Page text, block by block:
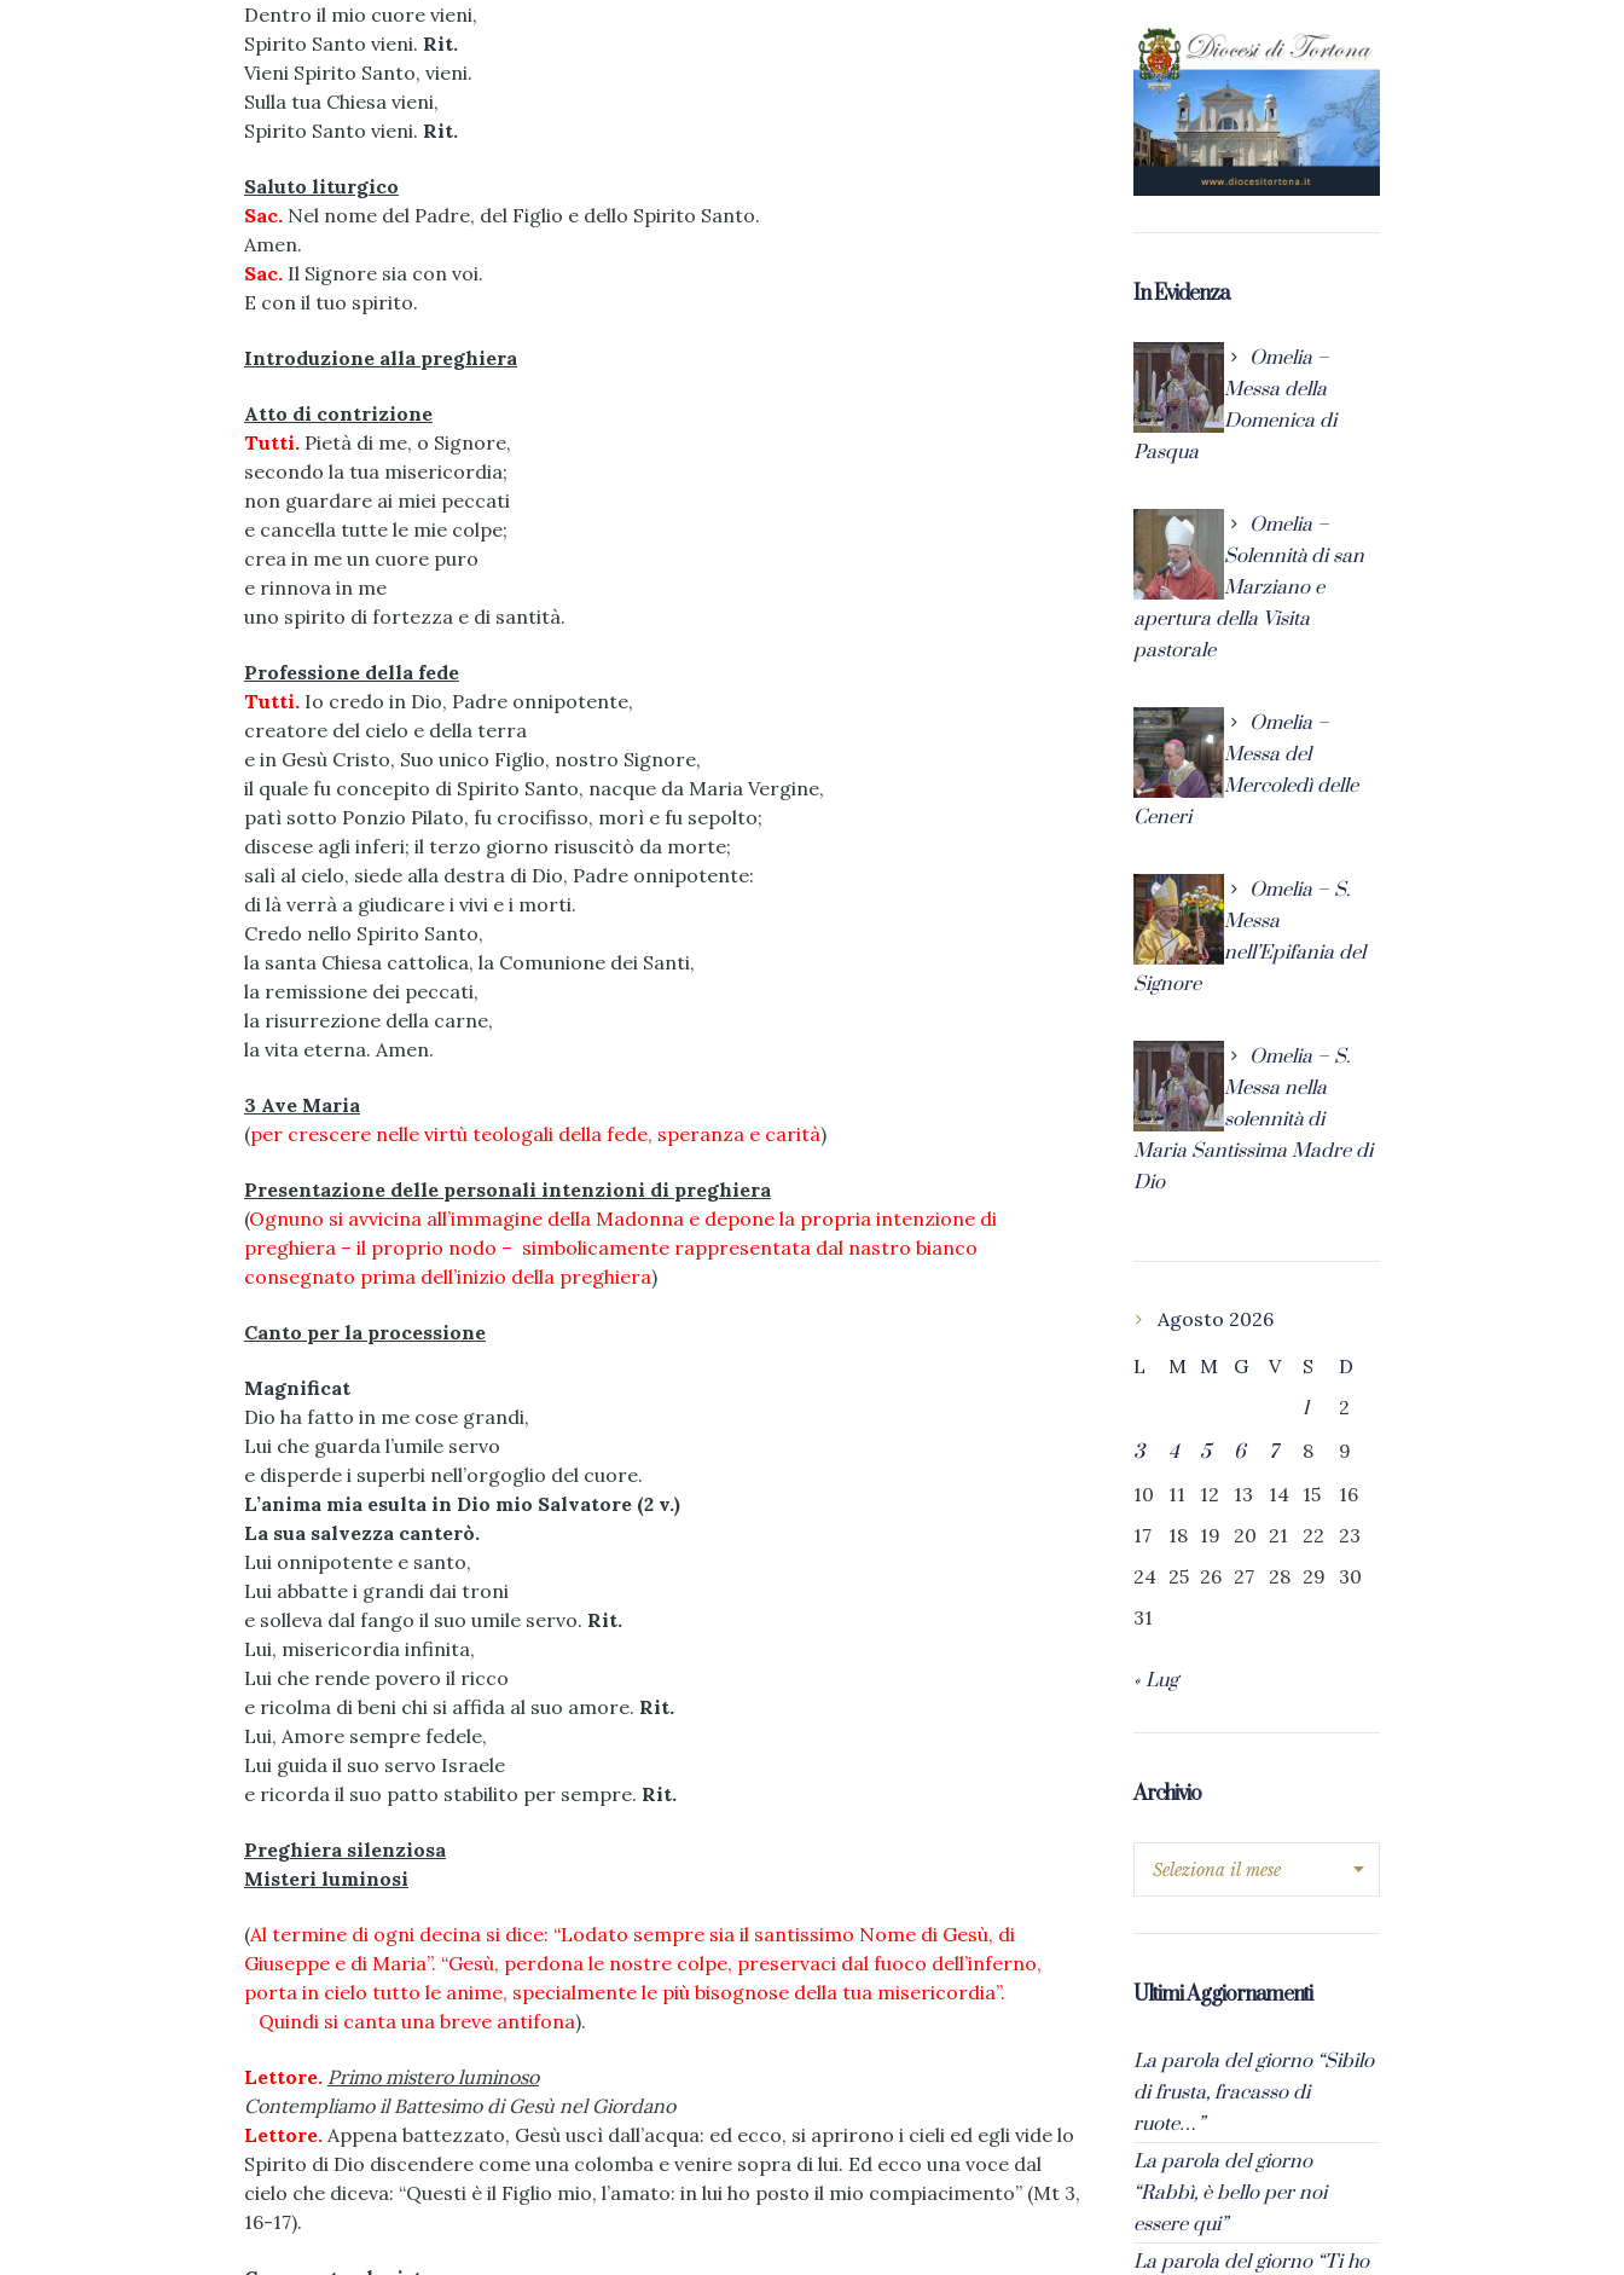
Dentro il mio cuore vieni,
Spirito Santo vieni. Rit.
Vieni Spirito Santo, vieni.
Sulla tua Chiesa vieni,
Spirito Santo vieni. Rit.
Saluto liturgico
Sac. Nel nome del Padre, del Figlio e dello Spirito Santo.
Amen.
Sac. Il Signore sia con voi.
E con il tuo spirito.
Introduzione alla preghiera
Atto di contrizione
Tutti.Pietà di me, o Signore,
secondo la tua misericordia;
non guardare ai miei peccati
e cancella tutte le mie colpe;
crea in me un cuore puro
e rinnova in me
uno spirito di fortezza e di santità.
Professione della fede
Tutti.Io credo in Dio, Padre onnipotente,
creatore del cielo e della terra
e in Gesù Cristo, Suo unico Figlio, nostro Signore,
il quale fu concepito di Spirito Santo, nacque da Maria Vergine,
patì sotto Ponzio Pilato, fu crocifisso, morì e fu sepolto;
discese agli inferi; il terzo giorno risuscitò da morte;
salì al cielo, siede alla destra di Dio, Padre onnipotente:
di là verrà a giudicare i vivi e i morti.
Credo nello Spirito Santo,
la santa Chiesa cattolica, la Comunione dei Santi,
la remissione dei peccati,
la risurrezione della carne,
la vita eterna. Amen.
3 Ave Maria
(per crescere nelle virtù teologali della fede, speranza e carità)
Presentazione delle personali intenzioni di preghiera
(Ognuno si avvicina all’immagine della Madonna e depone la propria intenzione di
preghiera – il proprio nodo – simbolicamente rappresentata dal nastro bianco
consegnato prima dell’inizio della preghiera)
Canto per la processione
Magnificat
Dio ha fatto in me cose grandi,
Lui che guarda l’umile servo
e disperde i superbi nell’orgoglio del cuore.
L’anima mia esulta in Dio mio Salvatore (2 v.)
La sua salvezza canterò.
Lui onnipotente e santo,
Lui abbatte i grandi dai troni
e solleva dal fango il suo umile servo. Rit.
Lui, misericordia infinita,
Lui che rende povero il ricco
e ricolma di beni chi si affida al suo amore. Rit.
Lui, Amore sempre fedele,
Lui guida il suo servo Israele
e ricorda il suo patto stabilito per sempre. Rit.
Preghiera silenziosa
Misteri luminosi
(Al termine di ogni decina si dice: “Lodato sempre sia il santissimo Nome di Gesù, di
Giuseppe e di Maria”. “Gesù, perdona le nostre colpe, preservaci dal fuoco dell’inferno,
porta in cielo tutto le anime, specialmente le più bisognose della tua misericordia”.
Quindi si canta una breve antifona).
Lettore. Primo mistero luminoso
Contempliamo il Battesimo di Gesù nel Giordano
Lettore. Appena battezzato, Gesù uscì dall’acqua: ed ecco, si aprirono i cieli ed egli vide lo
Spirito di Dio discendere come una colomba e venire sopra di lui. Ed ecco una voce dal
cielo che diceva: “Questi è il Figlio mio, l’amato: in lui ho posto il mio compiacimento” (Mt 3,
16-17).
In Evidenza
Omelia –
Messa della
Domenica di
Pasqua
Omelia –
Solennità di san
Marziano e
apertura della Visita
pastorale
Omelia –
Messa del
Mercoledì delle
Ceneri
Omelia – S.
Messa
nell’Epifania del
Signore
Omelia – S.
Messa nella
solennità di
Maria Santissima Madre di
Dio
Agosto 2026
L
M M G V S
D
1
2
3
4 5 6 7 8
9
10
11 12 13 14 15
16
17
18 19 20 21 22
23
24 25 26 27 28 29
30
31
« Lug
Archivio
Ultimi Aggiornamenti
La parola del giorno “Sibilo
di frusta, fracasso di
ruote…”
La parola del giorno
“Rabbì, è bello per noi
essere qui”
La parola del giorno “Ti ho